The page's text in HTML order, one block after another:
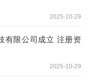
2025-10-29
有限公司成立 注册资
2025-10-29